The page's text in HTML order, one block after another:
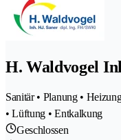
H. Waldvogel
Sanitär • Planung •
• Lüftung • Entkalkung
Geschlossen